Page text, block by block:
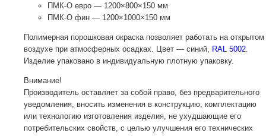
ПМК-О евро — 1200×800×150 мм
ПМК-О фин — 1200×1000×150 мм
Полимерная порошковая окраска позволяет работать на открытом
воздухе при атмосферных осадках. Цвет — синий,
RAL 5002
Изделие упаковано в индивидуальную плотную упаковку.
Внимание!
Производитель оставляет за собой право, без предварительного
уведомления, вносить изменения в конструкцию, комплектацию
или технологию изготовления изделия, не ухудшающие его
потребительских свойств, с целью улучшения его технических